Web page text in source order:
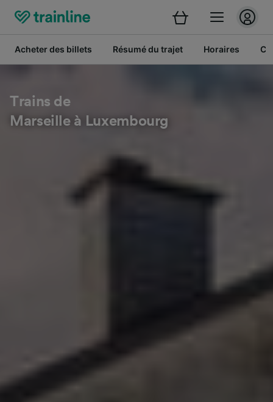
Acheter des billets Résumé du trajet Horaires
Trains de
Marseille à Luxembourg